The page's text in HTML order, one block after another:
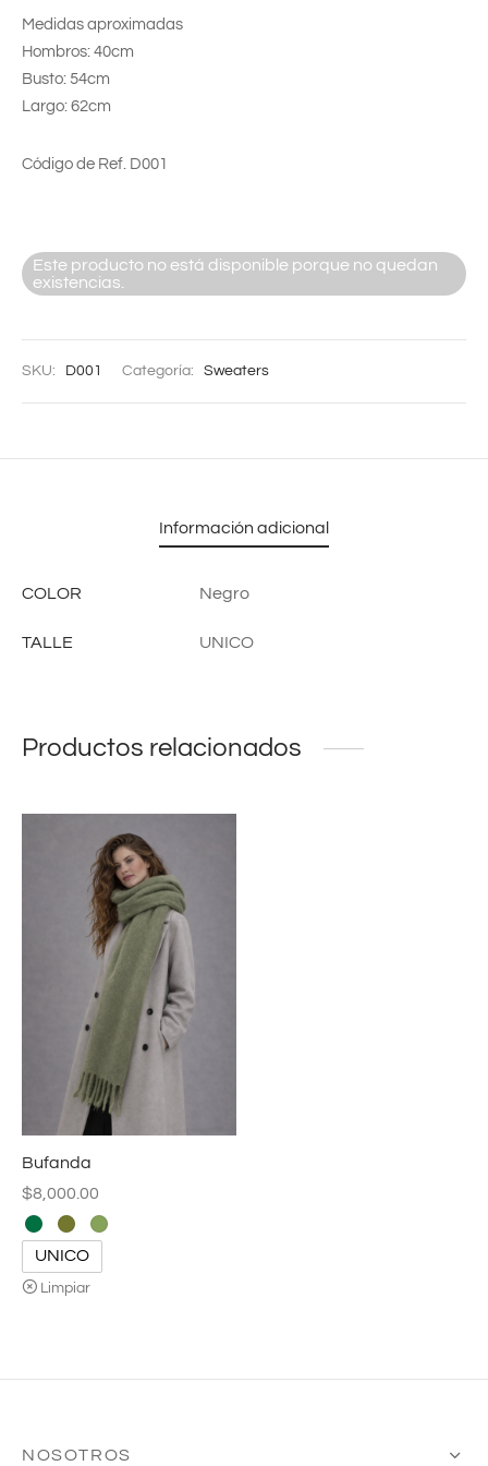
Medidas aproximadas
Hombros: 40cm
Busto: 54cm
Largo: 62cm
Código de Ref. D001
Este producto no está disponible porque no quedan
existencias.
SKU: D001 Categoría: Sweaters
Información adicional
COLOR Negro
TALLE UNICO
Productos relacionados
Bufanda
$8,000.00
UNICO
Limpiar
NOSOTROS